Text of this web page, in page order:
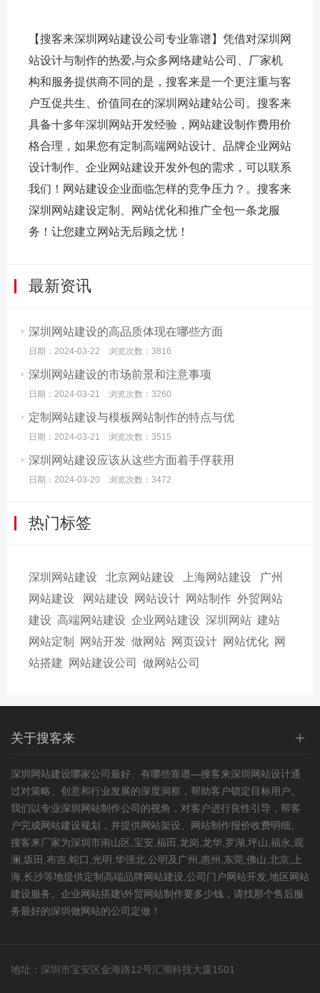
【搜客来深圳网站建设公司专业靠谱】凭借对深圳网
站设计与制作的热爱,与众多网络建站公司、厂家机
构和服务提供商不同的是，搜客来是一个更注重与客
户互促共生、价值同在的深圳网站建站公司。搜客来
具备十多年深圳网站开发经验，网站建设制作费用价
格合理，如果您有定制高端网站设计、品牌企业网站
设计制作、企业网站建设开发外包的需求，可以联系
我们！网站建设企业面临怎样的竞争压力？。搜客来
深圳网站建设定制、网站优化和推广全包一条龙服
务！让您建立网站无后顾之忧！
最新资讯
深圳网站建设的高品质体现在哪些方面
日期：2024-03-22 浏览次数：3816
深圳网站建设的市场前景和注意事项
日期：2024-03-21 浏览次数：3260
定制网站建设与模板网站制作的特点与优
日期：2024-03-21 浏览次数：3515
深圳网站建设应该从这些方面着手俘获用
日期：2024-03-20 浏览次数：3472
热门标签
深圳网站建设 北京网站建设 上海网站建设
广州
网站建设
网站建设 网站设计 网站制作 外贸网站
建设 高端网站建设 企业网站建设 深圳网站 建站
网站定制
网站开发 做网站 网页设计 网站优化 网
站搭建
网站建设公司 做网站公司
关于搜客来 +
深圳网站建设哪家公司最好、有哪些靠谱—搜客来深圳网站设计通
过对策略、创意和行业发展的深度洞察，帮助客户锁定目标用户。
我们以专业深圳网站制作公司的视角，对客户进行良性引导，帮客
户完成网站建设规划，并提供网站架设、网站制作报价收费明细。
搜客来厂家为深圳市南山区,宝安,福田,龙岗,龙华,罗湖,坪山,福永,观
澜,坂田,布吉,蛇口,光明,华强北,公明及广州,惠州,东莞,佛山,北京,上
海,长沙等地提供定制高端品牌网站建设,公司门户网站开发, 地区网站
建设服务。企业网站搭建\外贸网站制作要多少钱，请找那个售后服
务最好的深圳做网站的公司定做！
地址：深圳市宝安区金海路12号汇潮科技大厦1501